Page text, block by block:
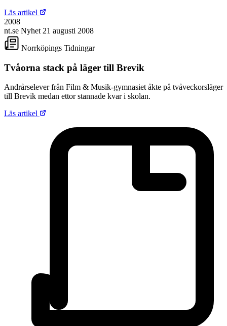
Läs artikel
2008
nt.se Nyhet 21 augusti 2008
Norrköpings Tidningar
Tvåorna stack på läger till Brevik
Andrårselever från Film & Musik-gymnasiet åkte på tvåveckorsläger
till Brevik medan ettor stannade kvar i skolan.
Läs artikel